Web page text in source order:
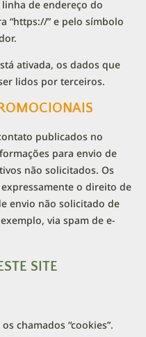
de endereço do
“https://” e pelo símbolo
ativada, os dados que
lidos por terceiros.
publicados no
para envio de
não solicitados. Os
o direito de
envio não solicitado de
via spam de e-
SITE
chamados “cookies”.